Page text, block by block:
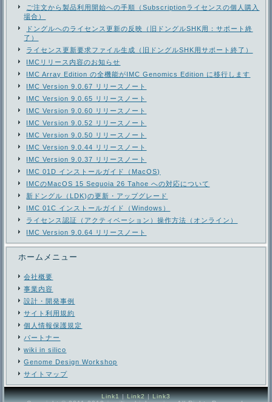
ご注文から製品利用開始への手順（Subscriptionライセンスの個人購入
場合）
ドングルへのライセンス更新の反映（旧ドングルSHK用：サポート終
了）
ライセンス更新要求ファイル生成（旧ドングルSHK用サポート終了）
IMCリリース内容のお知らせ
IMC Array Edition の全機能がIMC Genomics Edition に移行します
IMC Version 9.0.67 リリースノート
IMC Version 9.0.65 リリースノート
IMC Version 9.0.60 リリースノート
IMC Version 9.0.52 リリースノート
IMC Version 9.0.50 リリースノート
IMC Version 9.0.44 リリースノート
IMC Version 9.0.37 リリースノート
IMC 01D インストールガイド（MacOS)
IMCのMacOS 15 Sequoia 26 Tahoe への対応について
新ドングル（LDK)の更新・アップグレード
IMC 01C インストールガイド（Windows）
ライセンス認証（アクティベーション）操作方法（オンライン）
IMC Version 9.0.64 リリースノート
ホームメニュー
会社概要
事業内容
設計・開発事例
サイト利用規約
個人情報保護規定
パートナー
wiki in silico
Genome Design Workshop
サイトマップ
Link1|Link2|Link3